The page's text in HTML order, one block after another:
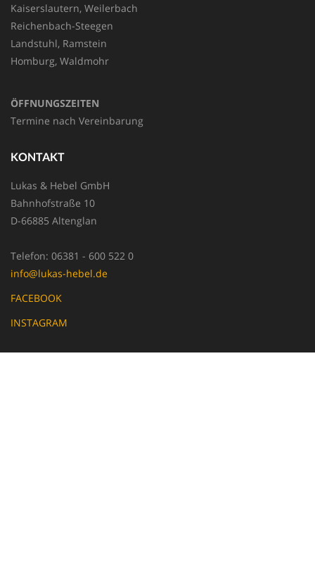
Kaiserslautern, Weilerbach
Reichenbach-Steegen
Landstuhl, Ramstein
Homburg, Waldmohr
ÖFFNUNGSZEITEN
Termine nach Vereinbarung
KONTAKT
Lukas & Hebel GmbH
Bahnhofstraße 10
D-66885 Altenglan
Telefon: 06381 - 600 522 0
info@lukas-hebel.de
FACEBOOK
INSTAGRAM